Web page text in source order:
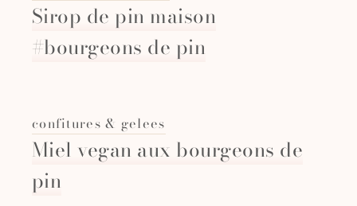
Sirop de pin maison
#bourgeons de pin
confitures & gelees
Miel vegan aux bourgeons de
pin